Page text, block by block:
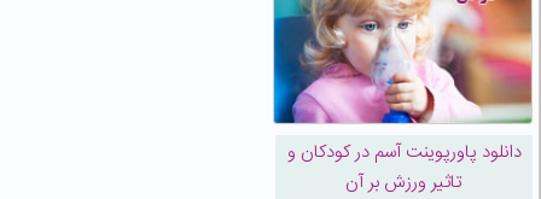
دانلود پاورپوینت آسم در کودکان و
تاثیر ورزش بر آن